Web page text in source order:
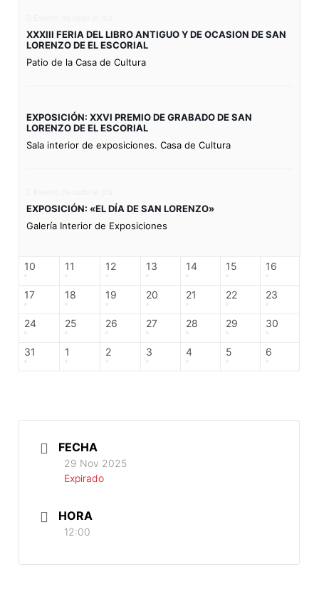
XXXIII FERIA DEL LIBRO ANTIGUO Y DE OCASION DE SAN
LORENZO DE EL ESCORIAL
Patio de la Casa de Cultura
EXPOSICIÓN: XXVI PREMIO DE GRABADO DE SAN
LORENZO DE EL ESCORIAL
Sala interior de exposiciones. Casa de Cultura
EXPOSICIÓN: «EL DÍA DE SAN LORENZO»
Galería Interior de Exposiciones
10 11 12 13 14 15 16
17 18 19 20 21 22 23
24 25 26 27 28 29 30
31 1 2 3 4 5 6
FECHA
29 Nov 2025
Expirado
HORA
12:00